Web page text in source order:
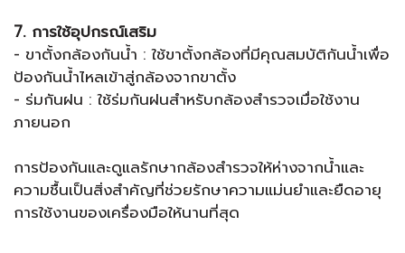
7. การใช้อุปกรณ์เสริม
- ขาตั้งกล้องกันน้ำ : ใช้ขาตั้งกล้องที่มีคุณสมบัติกันน้ำเพื่อ
ป้องกันน้ำไหลเข้าสู่กล้องจากขาตั้ง
- ร่มกันฝน : ใช้ร่มกันฝนสำหรับกล้องสำรวจเมื่อใช้งาน
ภายนอก
การป้องกันและดูแลรักษากล้องสำรวจให้ห่างจากน้ำและ
ความชื้นเป็นสิ่งสำคัญที่ช่วยรักษาความแม่นยำและยืดอายุ
การใช้งานของเครื่องมือให้นานที่สุด